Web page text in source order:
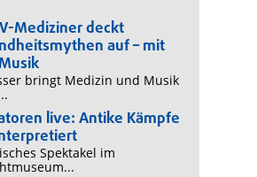
Mediziner deckt
auf – mit
bringt Medizin und Musik
live: Antike Kämpfe
Spektakel im